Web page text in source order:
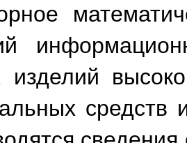
изделий